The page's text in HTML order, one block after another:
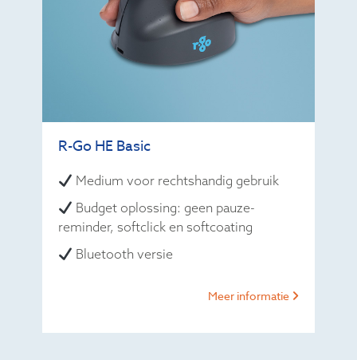
R-Go HE Basic
Medium voor rechtshandig gebruik
Budget oplossing: geen pauze-
reminder, softclick en softcoating
Bluetooth versie
Meer informatie